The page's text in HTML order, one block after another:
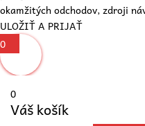
okamžitých odchodov, zdroji
ULOŽIŤ A PRIJAŤ
0
0
Váš košík